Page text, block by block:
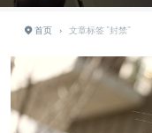
首页 › 文章标签 "封禁"